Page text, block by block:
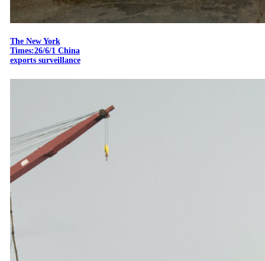
The New York
Times:26/6/1 China
exports surveillance